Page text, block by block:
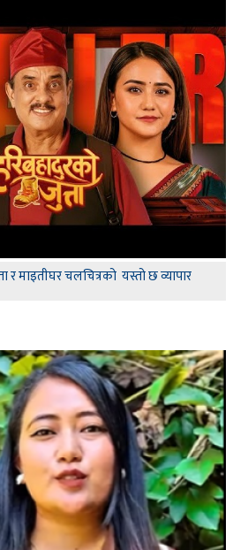
र माइतीघर चलचित्रको यस्तो छ व्यापार